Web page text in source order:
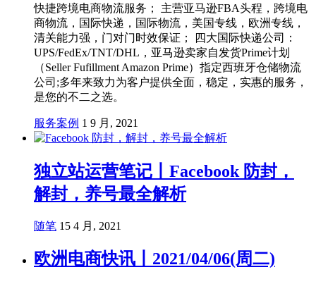
快捷跨境电商物流服务； 主营亚马逊FBA头程，跨境电
商物流，国际快递，国际物流，美国专线，欧洲专线，
清关能力强，门对门时效保证； 四大国际快递公司：
UPS/FedEx/TNT/DHL，亚马逊卖家自发货Prime计划
（Seller Fufillment Amazon Prime）指定西班牙仓储物流
公司;多年来致力为客户提供全面，稳定，实惠的服务，
是您的不二之选。
服务案例 1 9 月, 2021
独立站运营笔记丨Facebook 防封，
解封，养号最全解析
随笔 15 4 月, 2021
欧洲电商快讯丨2021/04/06(周二)